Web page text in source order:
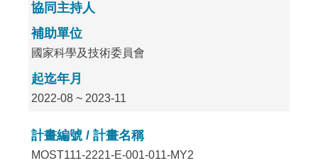
協同主持人
補助單位
國家科學及技術委員會
起迄年月
2022-08 ~ 2023-11
計畫編號 / 計畫名稱
MOST111-2221-E-001-011-MY2